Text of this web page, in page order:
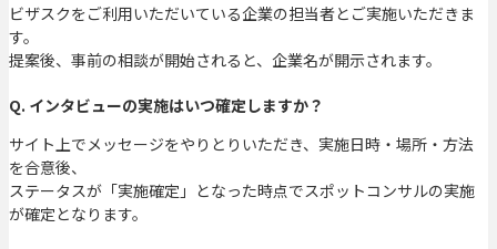
ビザスクをご利用いただいている企業の担当者とご実施いただきま
す。
提案後、事前の相談が開始されると、企業名が開示されます。
Q. インタビューの実施はいつ確定しますか？
サイト上でメッセージをやりとりいただき、実施日時・場所・方法
を合意後、
ステータスが「実施確定」となった時点でスポットコンサルの実施
が確定となります。